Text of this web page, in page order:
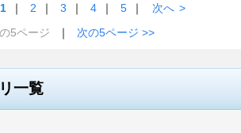
1 ｜ 2 ｜ 3 ｜ 4 ｜ 5 ｜ 次へ >
5ページ
｜ 次の5ページ >>
一覧